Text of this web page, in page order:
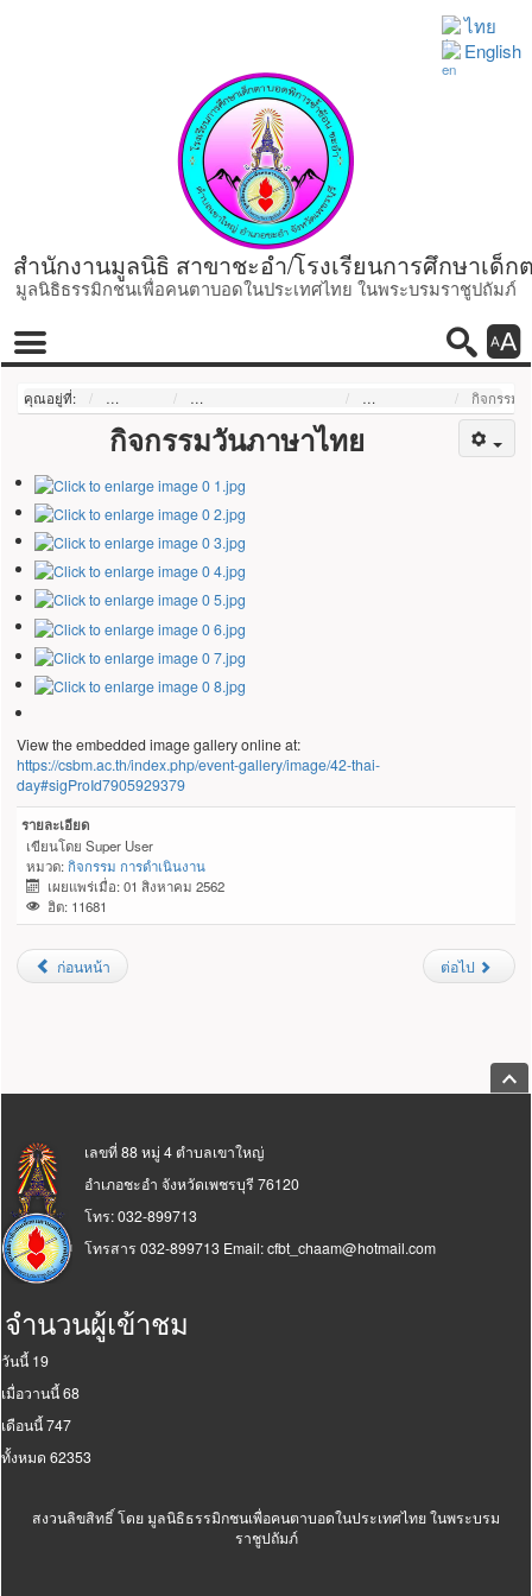
ไทย
English
สำนักงานมูลนิธิ สาขาชะอำ/โรงเรียนการศึกษาเด็
มูลนิธิธรรมิกชนเพื่อคนตาบอดในประเทศไทย ในพระบรมราชูปถัมภ์
เมนูหลัก
เมนู
ค้นห
ค้นหา โหมด
คุณอยู่ที่: หน้าแรก กิจกรรม การดำเนินงาน ภาพกิจกรรม กิจกรรม
กิจกรรมวันภาษาไทย
View the embedded image gallery online at:
https://csbm.ac.th/index.php/event-gallery/image/42-thai-
day#sigProId7905929379
รายละเอียด
เขียนโดยSuper User
หมวด: กิจกรรม การดำเนินงาน
เผยแพร่เมื่อ: 01 สิงหาคม 2562
ฮิต: 11681
ก่อนหน้า ต่อไป
กลั
เลขที่ 88 หมู่ 4 ตำบลเขาใหญ่
อำเภอชะอำ จังหวัดเพชรบุรี 76120
โทร: 032-899713
โทรสาร 032-899713 Email:cfbt_chaam@hotmail.com
จำนวนผู้เข้าชม
วันนี้ 19
เมื่อวานนี้68
เดือนนี้747
ทั้งหมด 62353
สงวนลิขสิทธิ์ โดยมูลนิธิธรรมิกชนเพื่อคนตาบอดในประเทศไทย ในพระบรม
ราชูปถัมภ์